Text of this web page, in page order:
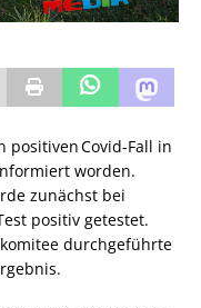
positiven Covid-Fall in
worden.
zunächst bei
positiv getestet.
durchgeführte